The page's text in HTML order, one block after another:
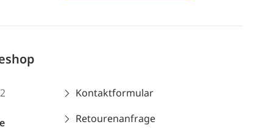
Kontaktformular
Retourenanfrage